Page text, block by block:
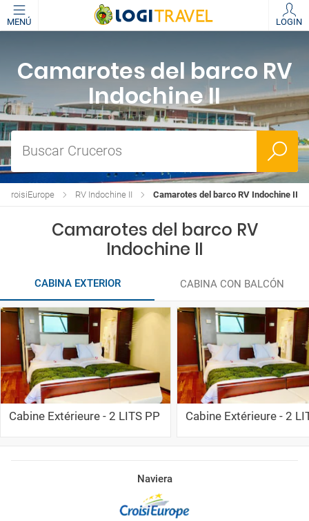
MENÚ LOGIN
Camarotes del barco RV
Indochine II
Buscar Cruceros
Camarotes del barco RV Indochine II
RV Indochine II
CroisiEurope
Camarotes del barco RV
Indochine II
CABINA EXTERIOR CABINA CON BALCÓN
Cabine Extérieure - 2 LITS PP Cabine Extérieure - 2
Naviera